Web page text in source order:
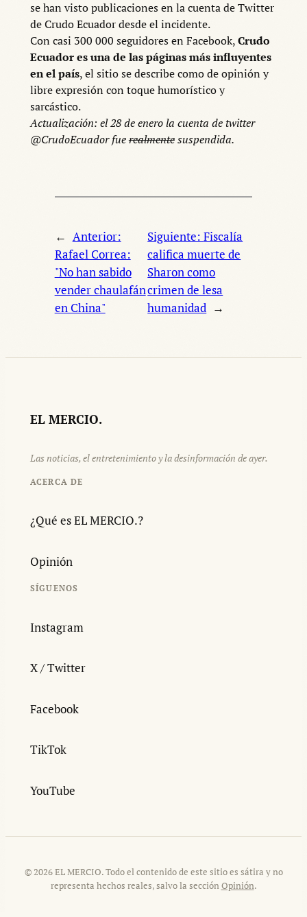
se han visto publicaciones en la cuenta de Twitter
de Crudo Ecuador desde el incidente.
Con casi 300 000 seguidores en Facebook,Crudo
Ecuador es una de las páginas más influyentes
en el país, el sitio se describe como de opinión y
libre expresión con toque humorístico y
sarcástico.
Actualización: el 28 de enero la cuenta de twitter
@CrudoEcuador fuerealmentesuspendida.
← Anterior:
Rafael Correa:
"No han sabido
vender chaulafán
en China"
Siguiente:Fiscalía
califica muerte de
Sharon como
crimen de lesa
humanidad →
EL MERCIO.
Las noticias, el entretenimiento y la desinformación de ayer.
ACERCA DE
¿Qué es EL MERCIO.?
Opinión
SÍGUENOS
Instagram
X / Twitter
Facebook
TikTok
YouTube
© 2026 EL MERCIO. Todo el contenido de este sitio es sátira y no
representa hechos reales, salvo la sección Opinión.